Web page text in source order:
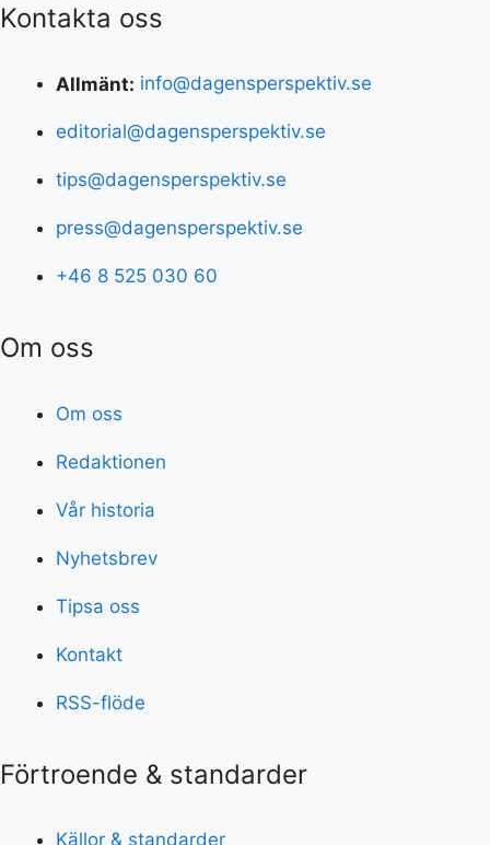
Kontakta oss
Allmänt: info@dagensperspektiv.se
editorial@dagensperspektiv.se
tips@dagensperspektiv.se
press@dagensperspektiv.se
+46 8 525 030 60
Om oss
Om oss
Redaktionen
Vår historia
Nyhetsbrev
Tipsa oss
Kontakt
RSS-flöde
Förtroende & standarder
Källor & standarder